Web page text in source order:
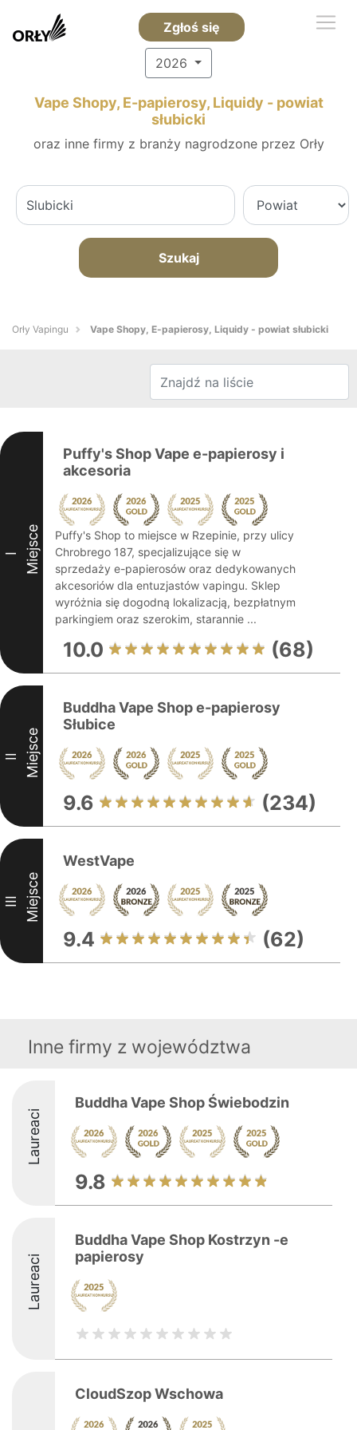
Zgłoś się
2026
Vape Shopy, E-papierosy, Liquidy - powiat
słubicki
oraz inne firmy z branży nagrodzone przez Orły
Szukaj
Orły Vapingu Vape Shopy, E-papierosy, Liquidy - powiat słubicki
I Miejsce
Puffy's Shop Vape e-papierosy i
akcesoria
Puffy's Shop to miejsce w Rzepinie, przy ulicy
Chrobrego 187, specjalizujące się w
sprzedaży e-papierosów oraz dedykowanych
akcesoriów dla entuzjastów vapingu. Sklep
wyróżnia się dogodną lokalizacją, bezpłatnym
parkingiem oraz szerokim, starannie ...
10.0 (68)
II Miejsce
Buddha Vape Shop e-papierosy
Słubice
9.6 (234)
III Miejsce
WestVape
9.4 (62)
Inne firmy z województwa
Laureaci
Buddha Vape Shop Świebodzin
9.8
Laureaci
Buddha Vape Shop Kostrzyn -e
papierosy
CloudSzop Wschowa